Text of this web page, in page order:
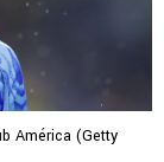
América (Getty